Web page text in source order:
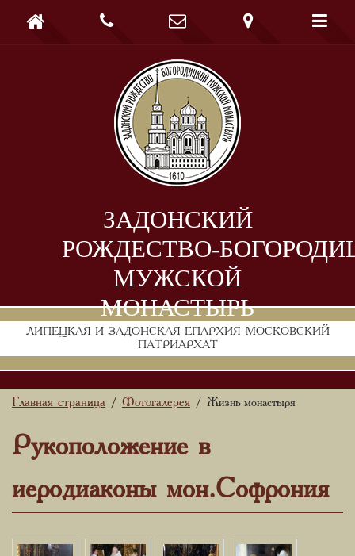
ЗАДОНСКИЙ
РОЖДЕСТВО-
МУЖСКОЙ
МОНАСТЫРЬ
ЛИПЕЦКАЯ И ЗАДОНСКАЯ ЕПАРХИЯ МОСКОВСКИЙ
ПАТРИАРХАТ
    
Главная страница / Фотогалерея / Жизнь монастыря
Рукоположение в
иеродиаконы мон.Софрония